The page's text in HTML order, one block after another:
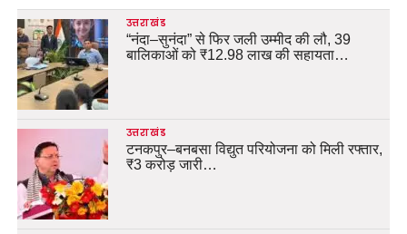
उत्तराखंड
“नंदा–सुनंदा” से फिर जली उम्मीद की लौ, 39
बालिकाओं को ₹12.98 लाख की सहायता…
उत्तराखंड
टनकपुर–बनबसा विद्युत परियोजना को मिली रफ्तार,
₹3 करोड़ जारी…